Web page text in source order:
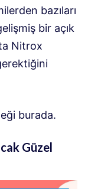
bazıları
bir açık
Nitrox
burada.
Güzel